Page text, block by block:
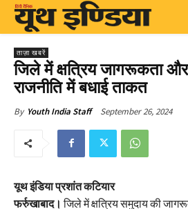
ताज़ा खबरें
जिले में क्षत्रिय जागरूकता
राजनीति में बधाई ताकत
By Youth India Staff September 26, 2024
यूथ इंडिया प्रशांत कटियार
फर्रुखाबाद। जिले में क्षत्रिय समुदाय की